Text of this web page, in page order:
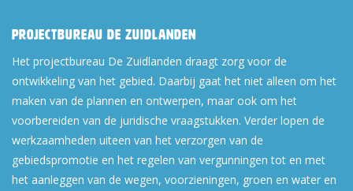
Projectbureau De Zuidlanden
Het projectbureau De Zuidlanden draagt zorg voor de
ontwikkeling van het gebied. Daarbij gaat het niet alleen om het
maken van de plannen en ontwerpen, maar ook om het
voorbereiden van de juridische vraagstukken. Verder lopen de
werkzaamheden uiteen van het verzorgen van de
gebiedspromotie en het regelen van vergunningen tot en met
het aanleggen van de wegen, voorzieningen, groen en water en